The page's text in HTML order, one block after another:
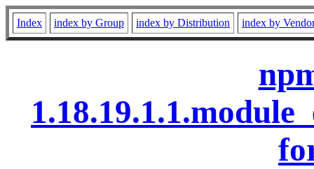
Index index by Group index by Distribution index by